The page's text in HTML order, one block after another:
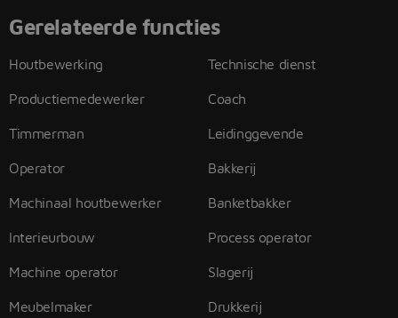
Gerelateerde functies
Houtbewerking
Productiemedewerker
Timmerman
Operator
Machinaal houtbewerker
Interieurbouw
Machine operator
Meubelmaker
Technische dienst
Coach
Leidinggevende
Bakkerij
Banketbakker
Process operator
Slagerij
Drukkerij